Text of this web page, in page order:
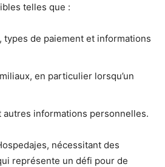
telles que :
types de paiement et informations
en particulier lorsqu’un
informations personnelles.
nécessitant des
représente un défi pour de